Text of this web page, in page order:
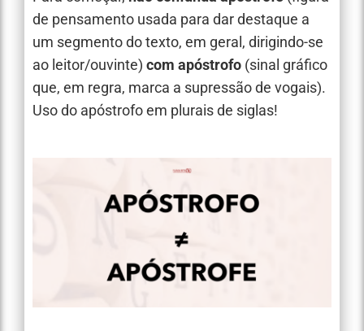
de pensamento usada para dar destaque a
um segmento do texto, em geral, dirigindo-se
ao leitor/ouvinte) com apóstrofo (sinal gráfico
que, em regra, marca a supressão de vogais).
Uso do apóstrofo em plurais de siglas!